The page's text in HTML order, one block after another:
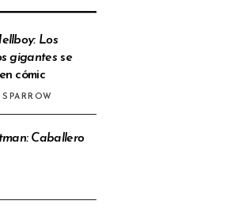
Los
gigantesse
cómic
Caballero